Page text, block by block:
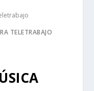
TELETRABAJO